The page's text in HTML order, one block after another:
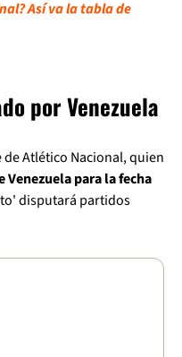
Así va la tabla de
por Venezuela
Atlético Nacional, quien
Venezuela para la fecha
disputará partidos